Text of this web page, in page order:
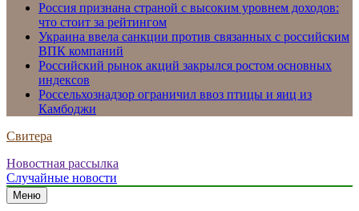
Россия признана страной с высоким уровнем доходов:
что стоит за рейтингом
Украина ввела санкции против связанных с российским
ВПК компаний
Российский рынок акций закрылся ростом основных
индексов
Россельхознадзор ограничил ввоз птицы и яиц из
Камбоджи
Свитера
Новостная рассылка
Случайные новости
Меню